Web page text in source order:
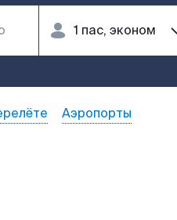
Аэропорты